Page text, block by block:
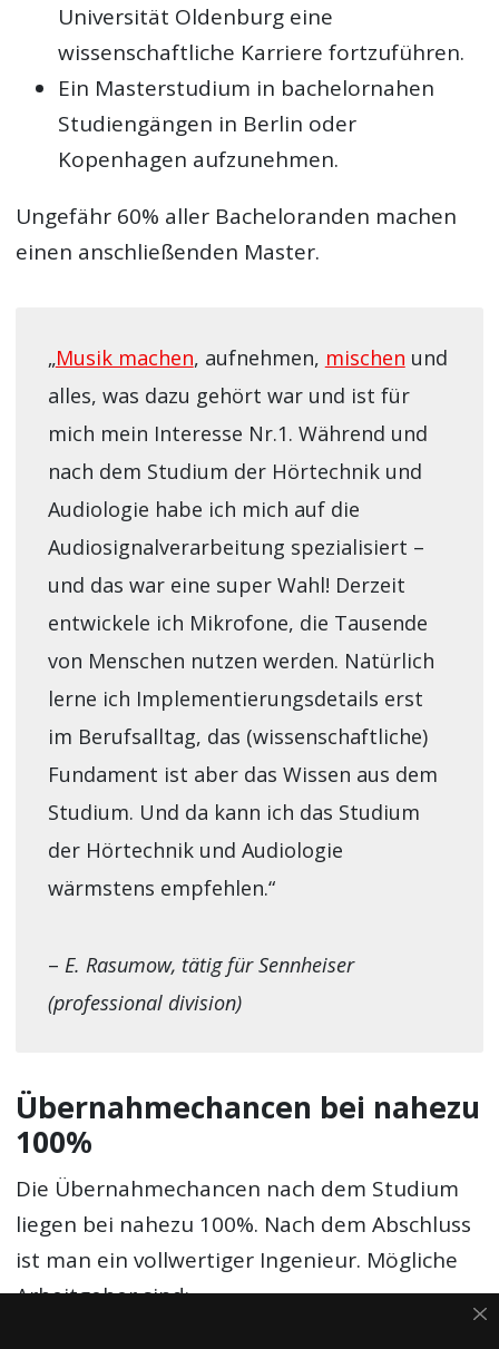
Universität Oldenburg eine
wissenschaftliche Karriere fortzuführen.
Ein Masterstudium in bachelornahen
Studiengängen in Berlin oder
Kopenhagen aufzunehmen.
Ungefähr 60% aller Bacheloranden machen
einen anschließenden Master.
„Musik machen, aufnehmen, mischen und
alles, was dazu gehört war und ist für
mich mein Interesse Nr.1. Während und
nach dem Studium der Hörtechnik und
Audiologie habe ich mich auf die
Audiosignalverarbeitung spezialisiert –
und das war eine super Wahl! Derzeit
entwickele ich Mikrofone, die Tausende
von Menschen nutzen werden. Natürlich
lerne ich Implementierungsdetails erst
im Berufsalltag, das (wissenschaftliche)
Fundament ist aber das Wissen aus dem
Studium. Und da kann ich das Studium
der Hörtechnik und Audiologie
wärmstens empfehlen.“
– E. Rasumow, tätig für Sennheiser
(professional division)
Übernahmechancen bei nahezu
100%
Die Übernahmechancen nach dem Studium
liegen bei nahezu 100%. Nach dem Abschluss
ist man ein vollwertiger Ingenieur. Mögliche
Arbeitgeber sind: